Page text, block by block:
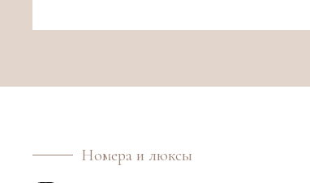
Номера и люксы